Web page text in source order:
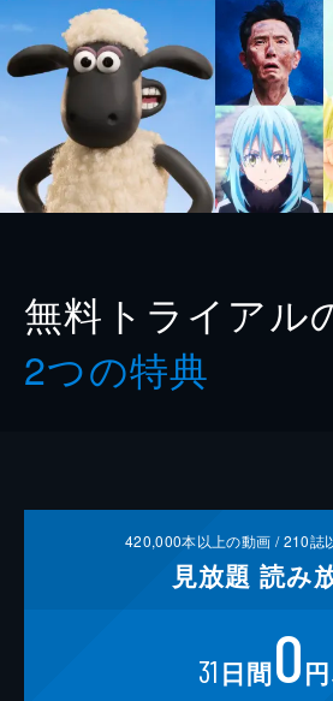
無料トライアル
2つの特典
420,000本以上の動画 /210誌
見放題 読み
31 日間0円